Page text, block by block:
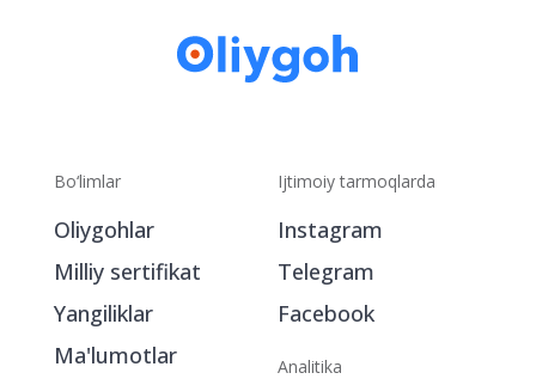
Bo‘limlar
Oliygohlar
Milliy sertifikat
Yangiliklar
Ma'lumotlar
Ijtimoiy tarmoqlarda
Instagram
Telegram
Facebook
Analitika